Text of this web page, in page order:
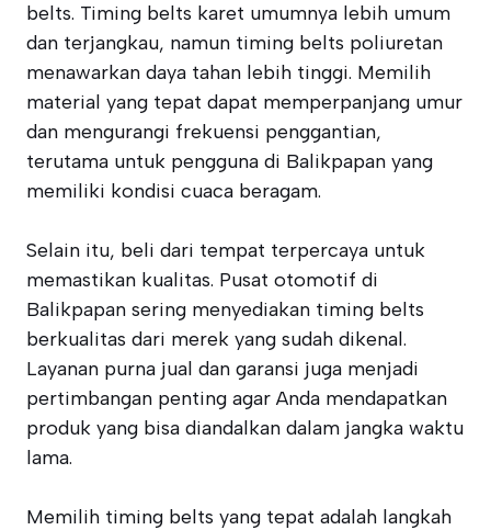
belts. Timing belts karet umumnya lebih umum
dan terjangkau, namun timing belts poliuretan
menawarkan daya tahan lebih tinggi. Memilih
material yang tepat dapat memperpanjang umur
dan mengurangi frekuensi penggantian,
terutama untuk pengguna di Balikpapan yang
memiliki kondisi cuaca beragam.
Selain itu, beli dari tempat terpercaya untuk
memastikan kualitas. Pusat otomotif di
Balikpapan sering menyediakan timing belts
berkualitas dari merek yang sudah dikenal.
Layanan purna jual dan garansi juga menjadi
pertimbangan penting agar Anda mendapatkan
produk yang bisa diandalkan dalam jangka waktu
lama.
Memilih timing belts yang tepat adalah langkah